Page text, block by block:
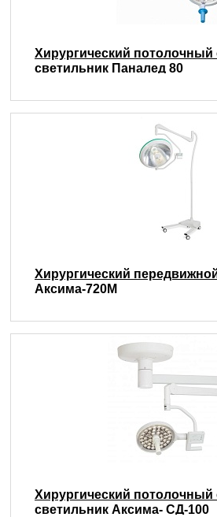
Хирургический
светильник Паналед 80
Хирургический
Аксима-720М
Хирургический
светильник Аксима- СД-100